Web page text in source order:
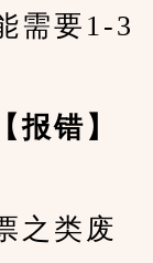
要1-3
报错】
类废